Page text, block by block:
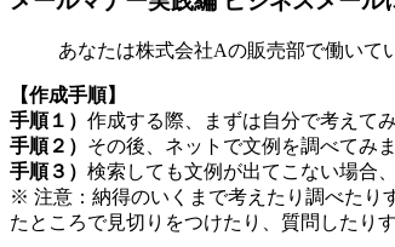
あなたは株式会社Aの販売部で働いて
【作成手順】
手順１） 作成する際、まずは自分で考えて
手順２） その後、ネットで文例を調べてみ
手順３） 検索しても文例が出てこない場合
※ 注意：納得のいくまで考えたり調べたり
たところで見切りをつけたり、質問したり